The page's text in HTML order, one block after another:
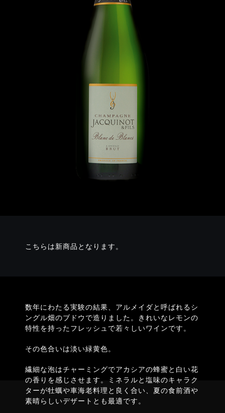
ブ
ラ
ン
・
ド
・
ブ
ラ
こちらは新商品となります。
数年にわたる実験の結果、アルメイダと呼ばれるシ
ングル畑のブドウで造りました。きれいなレモンの
特性を持ったフレッシュで若々しいワインです。
その色合いは淡い緑黄色。
繊細な泡はチャーミングでアカシアの蜂蜜と白い花
の香りを感じさせます。ミネラルと塩味のキャラク
ターが牡蠣や車海老料理と良く合い、夏の食前酒や
素晴らしいデザートとも最適です。